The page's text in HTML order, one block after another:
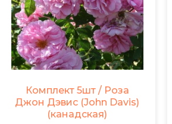
Комплект 5шт / Роза
Джон Дэвис (John Davis)
(канадская)